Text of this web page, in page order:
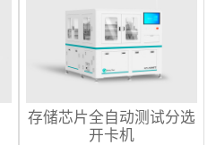
存储芯片全自动测试分选
开卡机